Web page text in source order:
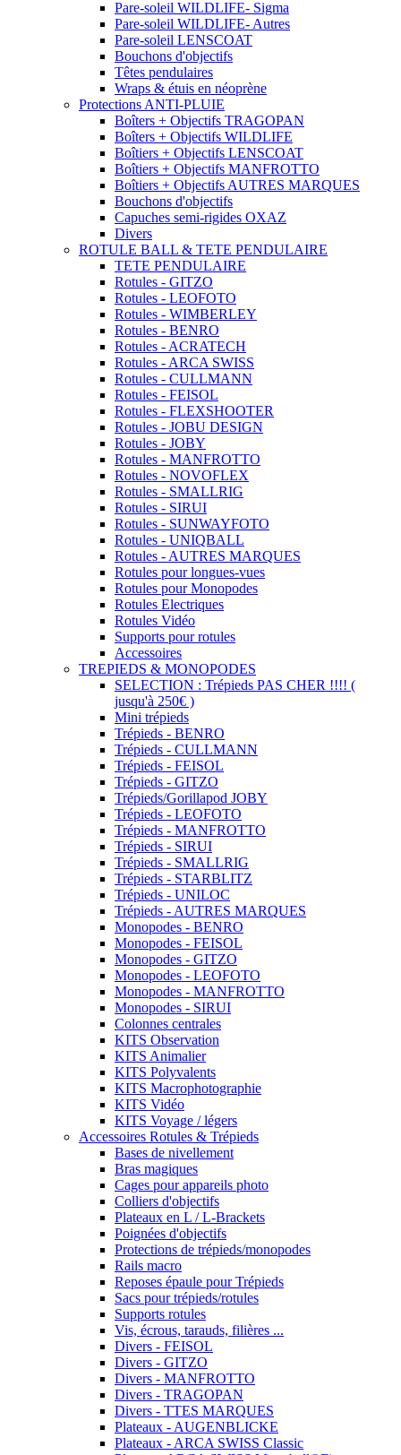
Pare-soleil WILDLIFE- Sigma
Pare-soleil WILDLIFE- Autres
Pare-soleil LENSCOAT
Bouchons d'objectifs
Têtes pendulaires
Wraps & étuis en néoprène
Protections ANTI-PLUIE
Boîters + Objectifs TRAGOPAN
Boîters + Objectifs WILDLIFE
Boîtiers + Objectifs LENSCOAT
Boîtiers + Objectifs MANFROTTO
Boîtiers + Objectifs AUTRES MARQUES
Bouchons d'objectifs
Capuches semi-rigides OXAZ
Divers
ROTULE BALL & TETE PENDULAIRE
TETE PENDULAIRE
Rotules - GITZO
Rotules - LEOFOTO
Rotules - WIMBERLEY
Rotules - BENRO
Rotules - ACRATECH
Rotules - ARCA SWISS
Rotules - CULLMANN
Rotules - FEISOL
Rotules - FLEXSHOOTER
Rotules - JOBU DESIGN
Rotules - JOBY
Rotules - MANFROTTO
Rotules - NOVOFLEX
Rotules - SMALLRIG
Rotules - SIRUI
Rotules - SUNWAYFOTO
Rotules - UNIQBALL
Rotules - AUTRES MARQUES
Rotules pour longues-vues
Rotules pour Monopodes
Rotules Electriques
Rotules Vidéo
Supports pour rotules
Accessoires
TREPIEDS & MONOPODES
SELECTION : Trépieds PAS CHER !!!! (
jusqu'à 250€ )
Mini trépieds
Trépieds - BENRO
Trépieds - CULLMANN
Trépieds - FEISOL
Trépieds - GITZO
Trépieds/Gorillapod JOBY
Trépieds - LEOFOTO
Trépieds - MANFROTTO
Trépieds - SIRUI
Trépieds - SMALLRIG
Trépieds - STARBLITZ
Trépieds - UNILOC
Trépieds - AUTRES MARQUES
Monopodes - BENRO
Monopodes - FEISOL
Monopodes - GITZO
Monopodes - LEOFOTO
Monopodes - MANFROTTO
Monopodes - SIRUI
Colonnes centrales
KITS Observation
KITS Animalier
KITS Polyvalents
KITS Macrophotographie
KITS Vidéo
KITS Voyage / légers
Accessoires Rotules & Trépieds
Bases de nivellement
Bras magiques
Cages pour appareils photo
Colliers d'objectifs
Plateaux en L / L-Brackets
Poignées d'objectifs
Protections de trépieds/monopodes
Rails macro
Reposes épaule pour Trépieds
Sacs pour trépieds/rotules
Supports rotules
Vis, écrous, tarauds, filières ...
Divers - FEISOL
Divers - GITZO
Divers - MANFROTTO
Divers - TRAGOPAN
Divers - TTES MARQUES
Plateaux - AUGENBLICKE
Plateaux - ARCA SWISS Classic